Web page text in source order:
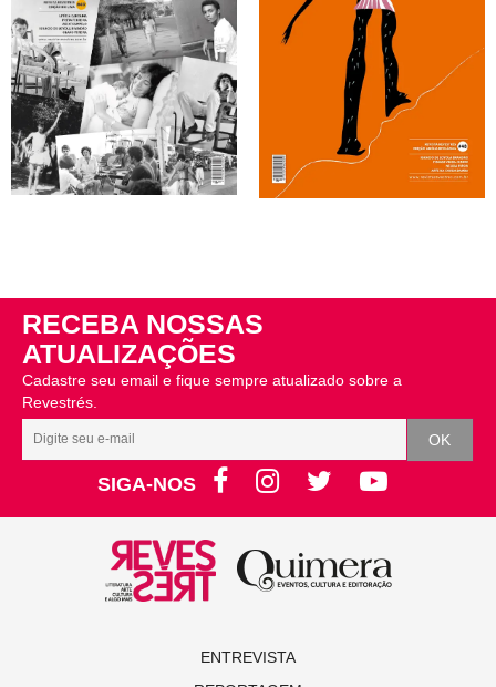
RECEBA NOSSAS
ATUALIZAÇÕES
Cadastre seu email e fique sempre atualizado sobre a
Revestrés.
SIGA-NOS
ENTREVISTA